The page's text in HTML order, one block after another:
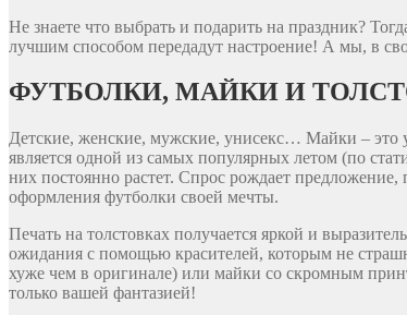
Не знаете что выбрать и подарить на праздник?
лучшим способом передадут настроение! А мы, в
ФУТБОЛКИ, МАЙКИ И
Детские, женские, мужские, унисекс… Майки – это
является одной из самых популярных летом (по
них постоянно растет. Спрос рождает
оформления футболки своей мечты.
Печать на толстовках получается яркой и
ожидания с помощью красителей, которым не
хуже чем в оригинале) или майки со скромным
только вашей фантазией!